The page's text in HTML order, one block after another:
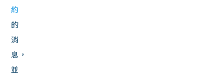
約
的
消
息，
並